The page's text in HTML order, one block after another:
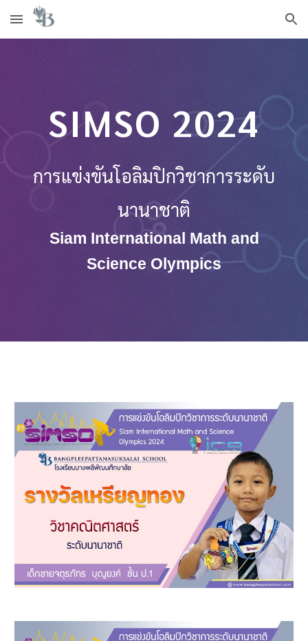
Skip to main content Skip to navigation
SIMSO 2024
การแข่งขันโอลิมปิกวิชาการระดับ
นานาชาติ
Siam International Math and
Science Olympics